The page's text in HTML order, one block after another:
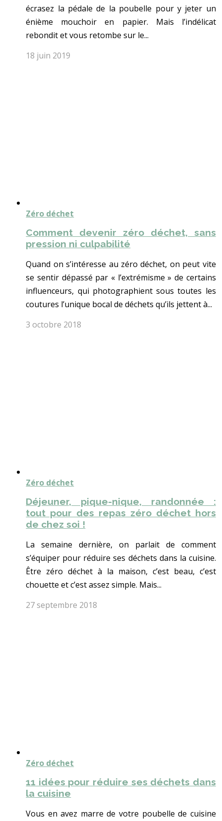
écrasez la pédale de la poubelle pour y jeter un
énième mouchoir en papier. Mais l’indélicat
rebondit et vous retombe sur le...
18 juin 2019
Zéro déchet
Comment devenir zéro déchet, sans
pression ni culpabilité
Quand on s’intéresse au zéro déchet, on peut vite
se sentir dépassé par « l’extrémisme » de certains
influenceurs, qui photographient sous toutes les
coutures l’unique bocal de déchets qu’ils jettent à...
3 octobre 2018
Zéro déchet
Déjeuner, pique-nique, randonnée :
tout pour des repas zéro déchet hors
de chez soi !
La semaine dernière, on parlait de comment
s’équiper pour réduire ses déchets dans la cuisine.
Être zéro déchet à la maison, c’est beau, c’est
chouette et c’est assez simple. Mais...
27 septembre 2018
Zéro déchet
11 idées pour réduire ses déchets dans
la cuisine
Vous en avez marre de votre poubelle de cuisine